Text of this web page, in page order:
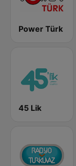
Power Türk
45 Lik